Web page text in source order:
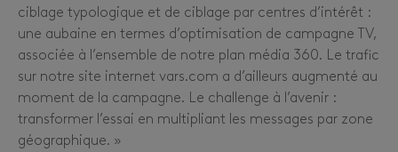
ciblage typologique et de ciblage par centres d’intérêt :
une aubaine en termes d’optimisation de campagne TV,
associée à l’ensemble de notre plan média 360. Le trafic
sur notre site internet vars.com a d’ailleurs augmenté au
moment de la campagne. Le challenge à l’avenir :
transformer l’essai en multipliant les messages par zone
géographique. »